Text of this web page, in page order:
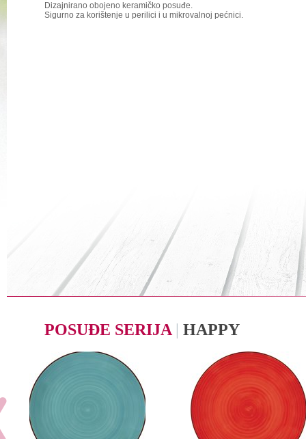
Dizajnirano obojeno keramičko posuđe.
Sigurno za korištenje u perilici i u mikrovalnoj pećnici.
POSUĐE SERIJA | HAPPY